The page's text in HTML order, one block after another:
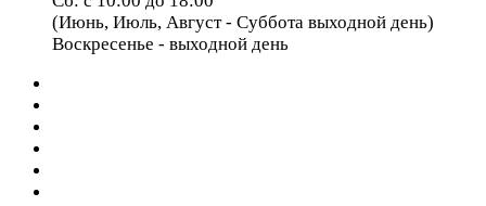
(Июнь, Июль, Август - Суббота выходной день)
Воскресенье - выходной день